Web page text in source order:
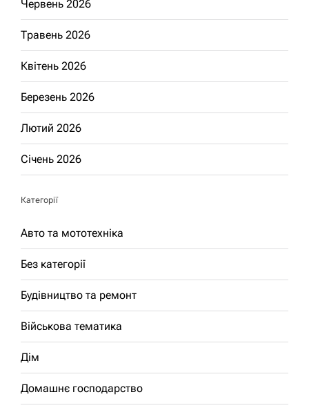
Червень 2026
Травень 2026
Квітень 2026
Березень 2026
Лютий 2026
Січень 2026
Категорії
Авто та мототехніка
Без категорії
Будівництво та ремонт
Військова тематика
Дім
Домашнє господарство